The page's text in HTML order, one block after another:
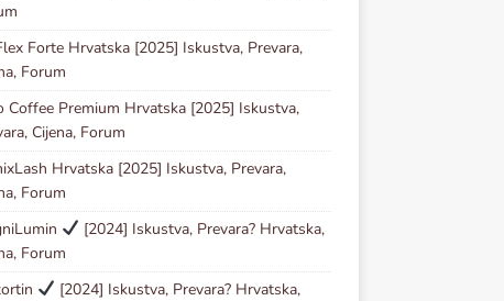
Forte Hrvatska [2025] Iskustva, Prevara,
Forum
Coffee Premium Hrvatska [2025] Iskustva,
Cijena, Forum
Hrvatska [2025] Iskustva, Prevara,
Forum
[2024] Iskustva, Prevara? Hrvatska,
Forum
[2024] Iskustva, Prevara? Hrvatska,